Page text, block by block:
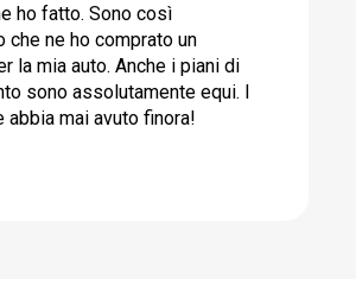
ho fatto. Sono così
ne ho comprato un
la mia auto. Anche i piani di
sono assolutamente equi. I
abbia mai avuto finora!